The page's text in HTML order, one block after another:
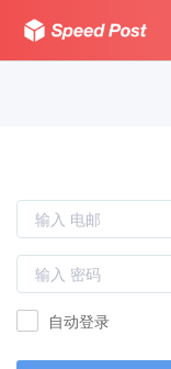
自动登录